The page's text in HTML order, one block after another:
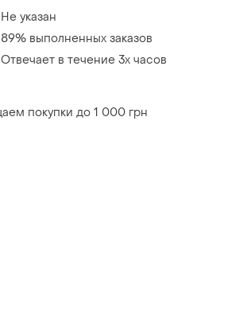
Не указан
89% выполненных заказов
Отвечает в течение 3х часов
покупки до 1 000 грн